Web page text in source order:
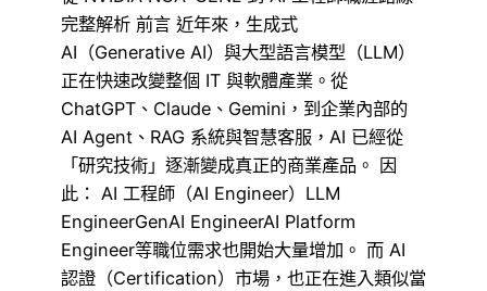
完整解析 前言 近年來，生成式
AI（Generative AI）與大型語言模型（LLM）
正在快速改變整個 IT 與軟體產業。從
ChatGPT、Claude、Gemini，到企業內部的
AI Agent、RAG 系統與智慧客服，AI 已經從
「研究技術」逐漸變成真正的商業產品。 因
此： AI 工程師（AI Engineer）LLM
EngineerGenAI EngineerAI Platform
Engineer等職位需求也開始大量增加。 而 AI
認證（Certification）市場，也正在進入類似當